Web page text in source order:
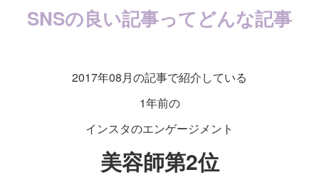
SNSの良い記事ってどんな記事
2017年08月の記事で紹介している
1年前の
インスタのエンゲージメント
美容師第2位